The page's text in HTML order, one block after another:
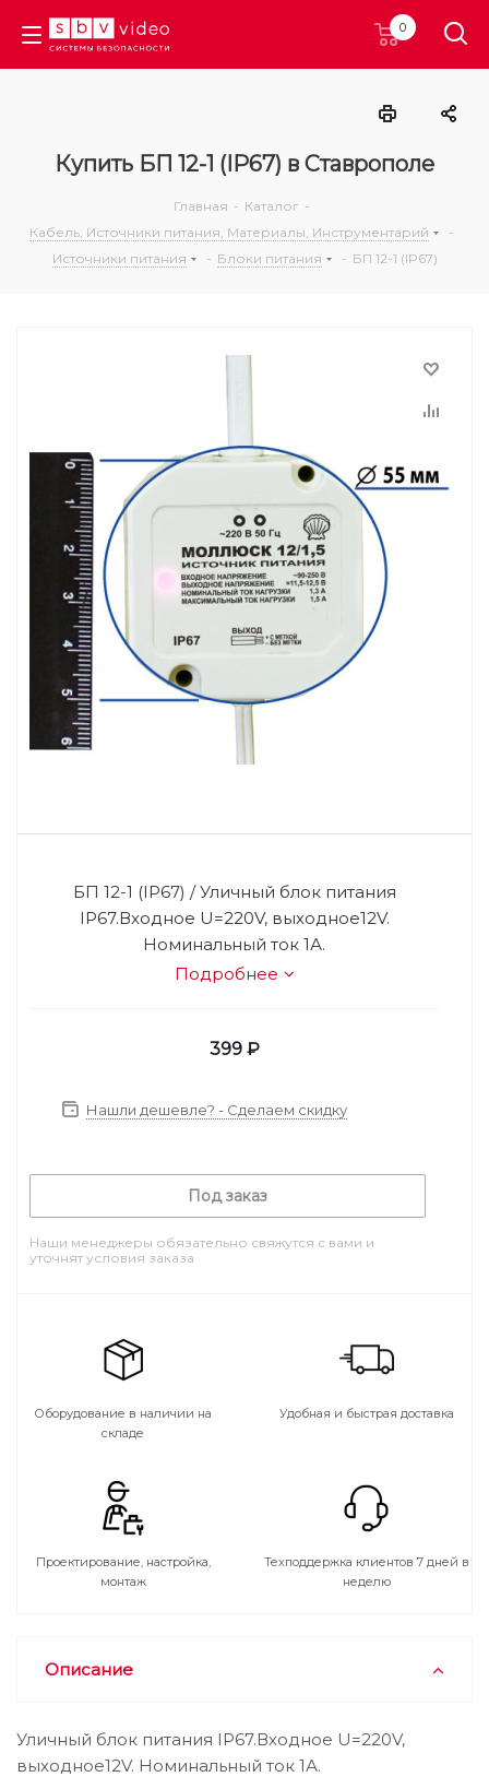
0
Купить БП 12-1 (IP67) в Ставрополе
Главная - Каталог -
Кабель, Источники питания, Материалы, Инструментарий
-
Источники питания
- Блоки питания - БП 12-1 (IP67)
БП 12-1 (IP67) / Уличный блок питания
IP67.Входное U=220V, выходное12V.
Номинальный ток 1А.
Подробнее
399₽
Нашли дешевле? - Сделаем скидку
Под заказ
Наши менеджеры обязательно свяжутся с вами и
уточнят условия заказа
Оборудование в наличии на
складе
Удобная и быстрая доставка
Проектирование, настройка,
монтаж
Техподдержка клиентов 7 дней в
неделю
Описание
Уличный блок питания IP67.Входное U=220V,
выходное12V. Номинальный ток 1А.